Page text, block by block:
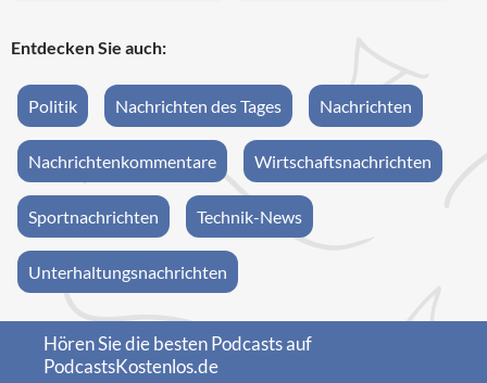
Entdecken Sie auch:
Politik Nachrichten des Tages Nachrichten
Nachrichtenkommentare Wirtschaftsnachrichten
Sportnachrichten Technik-News
Unterhaltungsnachrichten
Hören Sie die besten Podcasts auf
PodcastsKostenlos.de